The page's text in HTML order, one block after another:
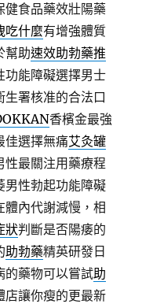
健食品藥效壯陽藥
吃什麼有增強體質
幫助速效助勃藥推
功能障礙選擇男士
生署核准的合法口
香檳金最強
佳選擇無痛艾灸罐
性最關注用藥療程
男性勃起功能障礙
體內代謝減慢，相
狀判斷是否陽痿的
助勃藥精英研發日
的藥物可以嘗試助
店讓你瘦的更最新